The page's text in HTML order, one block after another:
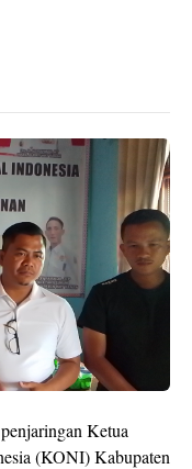
Ketua
(KONI) Kabupaten